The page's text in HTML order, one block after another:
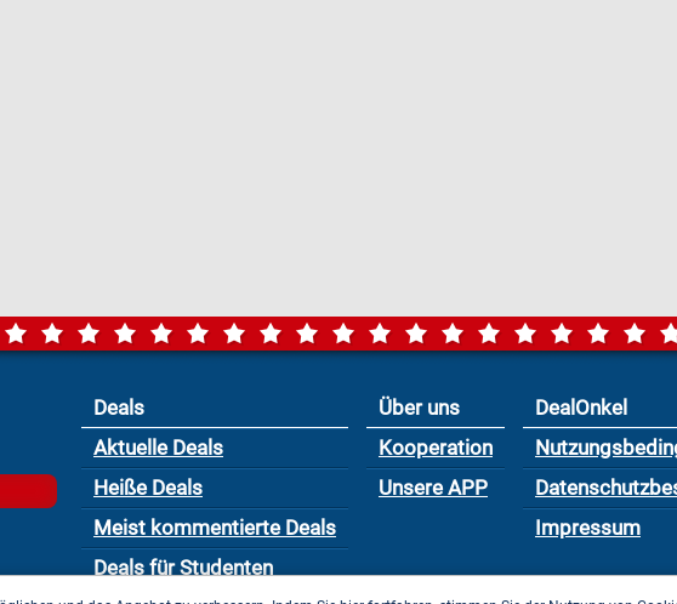
Deals
Aktuelle Deals
Heiße Deals
Meist kommentierte Deals
Deals für Studenten
Über uns
Kooperation
Unsere APP
DealOnkel
Impressum